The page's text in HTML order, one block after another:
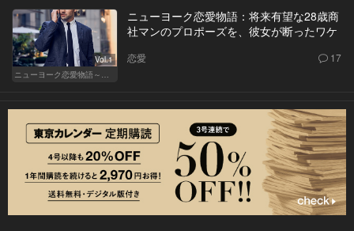
Vol.1
ニューヨーク恋愛物語～商社マン遥斗の場合～
ニューヨーク恋愛物語：将来有望な28歳商
社マンのプロポーズを、彼女が断ったワケ
恋愛 17